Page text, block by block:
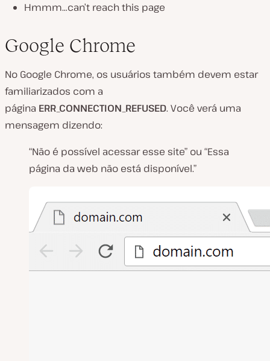
Hmmm…can’t reach this page
Google Chrome
No Google Chrome, os usuários também devem estar
familiarizados com a
página ERR_CONNECTION_REFUSED. Você verá uma
mensagem dizendo:
“Não é possível acessar esse site” ou “Essa
página da web não está disponível.”